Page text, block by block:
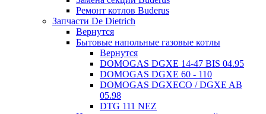
Ремонт котлов Buderus
Запчасти De Dietrich
Вернутся
Бытовые напольные газовые котлы
Вернутся
DOMOGAS DGXE 14-47 BIS 04.95
DOMOGAS DGXE 60 - 110
DOMOGAS DGXECO / DGXE AB
05.98
DTG 111 NEZ